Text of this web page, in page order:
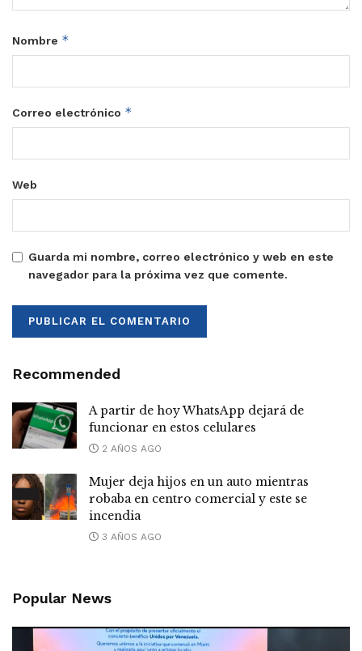
Nombre *
Correo electrónico *
Web
Guarda mi nombre, correo electrónico y web en este
navegador para la próxima vez que comente.
Recommended
A partir de hoy WhatsApp dejará de
funcionar en estos celulares
2 AÑOS AGO
Mujer deja hijos en un auto mientras
robaba en centro comercial y este se
incendia
3 AÑOS AGO
Popular News